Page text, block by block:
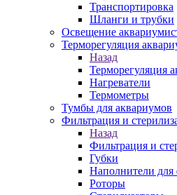
Транспортировка
Шланги и трубки
Освещение
Терморегуляция
Назад
Терморегуляция
Нагреватели
Термометры
Тумбы для аквариумов
Фильтрация и
Назад
Фильтрация и
Губки
Наполнители для
Роторы